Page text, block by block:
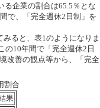
企業の割合は65.5％とな
で、「完全週休2日制」を
ると、表1のようになりま
の10年間で「完全週休2日
改善の観点等から、「完全
割合
果